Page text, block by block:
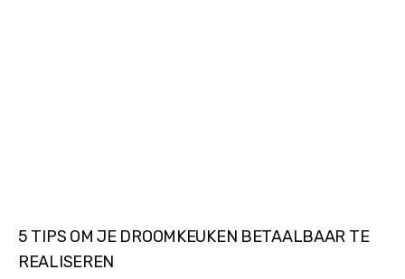
5 TIPS OM JE DROOMKEUKEN BETAALBAAR TE
REALISEREN